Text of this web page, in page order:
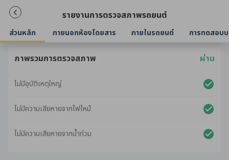
รายงานการตรวจสภาพรถยนต์
ส่วนหลัก ภายนอกห้องโดยสาร ภายในรถยนต์ การทดสอบ
ภาพรวมการตรวจสภาพ ผ่าน
ไม่มีอุบัติเหตุใหญ่
ไม่มีความเสียหายจากไฟไหม้
ไม่มีความเสียหายจากน้ำท่วม